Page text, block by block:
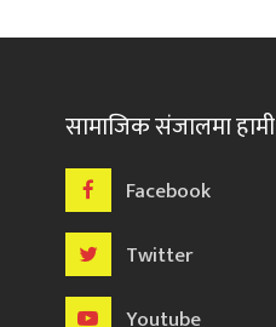
सामाजिक संजालमा हामी
Facebook
Twitter
Youtube